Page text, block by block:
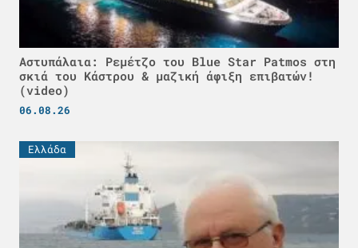
Αστυπάλαια: Ρεμέτζο του Blue Star Patmos στη
σκιά του Κάστρου & μαζική άφιξη επιβατών!
(video)
06.08.26
Ελλάδα